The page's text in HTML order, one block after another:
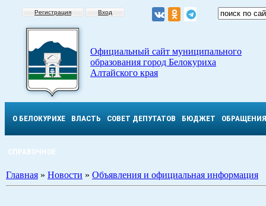
Регистрация Вход
Официальный сайт муниципального
образования город Белокуриха
Алтайского края
О БЕЛОКУРИХЕ ВЛАСТЬ СОВЕТ ДЕПУТАТОВ БЮДЖЕТ ОБРАЩЕНИЯ
СПРАВОЧНОЕ
Главная » Новости » Объявления и официальная информация